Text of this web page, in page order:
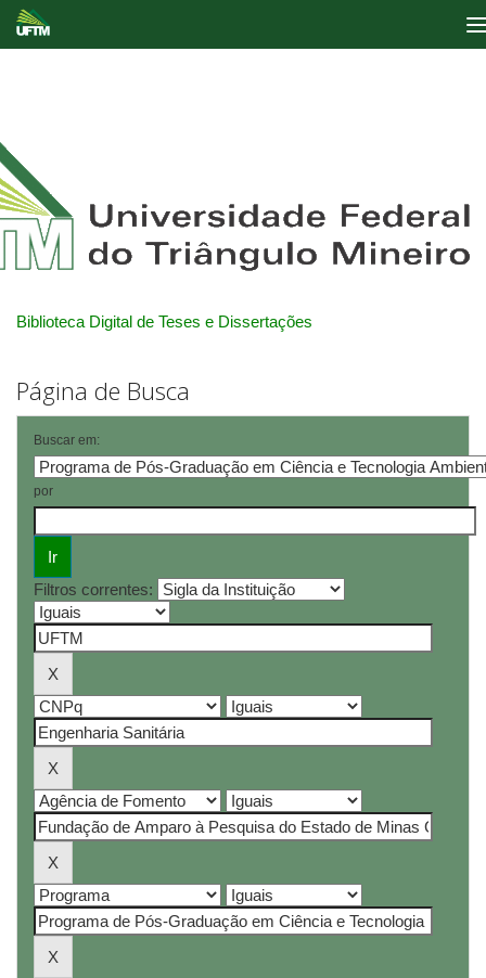
Biblioteca Digital de Teses e Dissertações
Página de Busca
Buscar em:
por
Filtros correntes: